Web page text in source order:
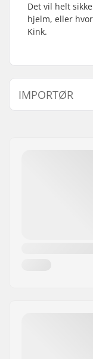
Det vil helt
hjelm, eller
Kink.
IMPORTØR